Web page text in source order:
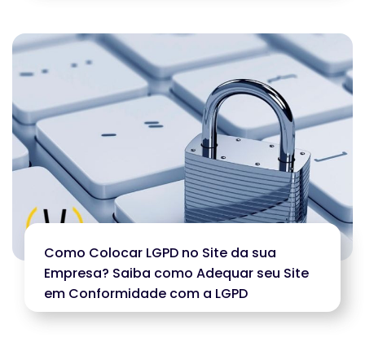
Como Colocar LGPD no Site da sua
Empresa? Saiba como Adequar seu Site
em Conformidade com a LGPD